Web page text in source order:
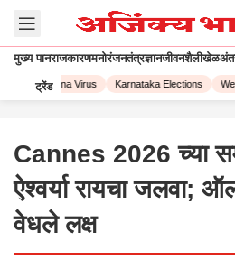
मुख्य पानराजकारणमनोरंजनतंत्रज्ञानजीवनशैलीखेळ
ट्रेंड
Corona Virus Karnataka Elections Web
Cannes 2026 च्या
ऐश्वर्या रायचा जलवा;
वेधले लक्ष